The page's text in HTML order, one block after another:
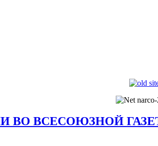
ВО ВСЕСОЮЗНОЙ